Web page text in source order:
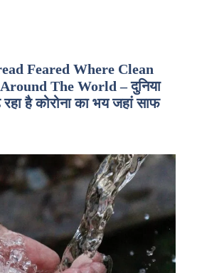
Feared Where Clean
The World – दुनिया
है कोरोना का भय जहां साफ